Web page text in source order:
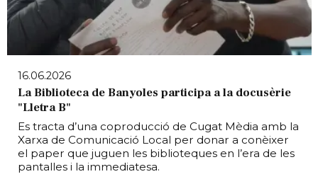
16.06.2026
La Biblioteca de Banyoles participa a la docusèrie
"Lletra B"
Es tracta d’una coproducció de Cugat Mèdia amb la
Xarxa de Comunicació Local per donar a conèixer
el paper que juguen les biblioteques en l’era de les
pantalles i la immediatesa.